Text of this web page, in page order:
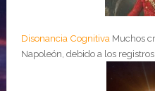
Disonancia Cognitiva Muchos
Napoleón, debido a los